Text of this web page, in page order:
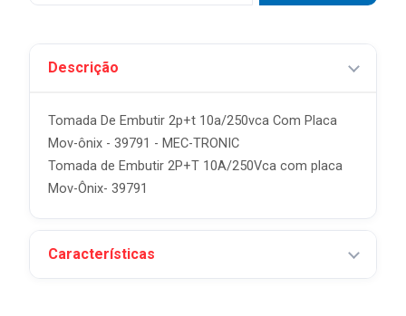
Descrição
Tomada De Embutir 2p+t 10a/250vca Com Placa
Mov-ônix - 39791 - MEC-TRONIC
Tomada de Embutir 2P+T 10A/250Vca com placa
Mov-Ônix- 39791
Características